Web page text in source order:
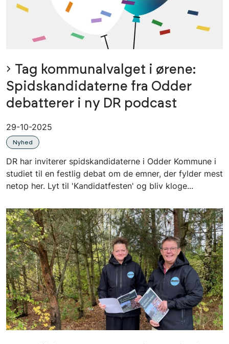
Tag kommunalvalget i ørene:
Spidskandidaterne fra Odder
debatterer i ny DR podcast
29-10-2025
Nyhed
DR har inviterer spidskandidaterne i Odder Kommune i
studiet til en festlig debat om de emner, der fylder mest
netop her. Lyt til 'Kandidatfesten' og bliv kloge...